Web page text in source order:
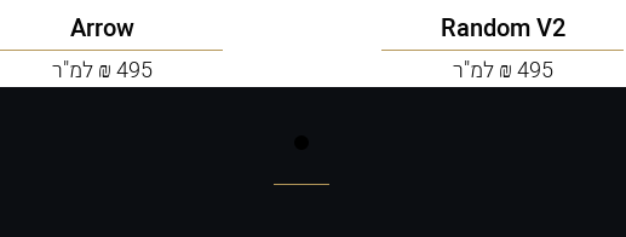
Random V2
495 ₪ למ"ר
Arrow
495 ₪ למ"ר